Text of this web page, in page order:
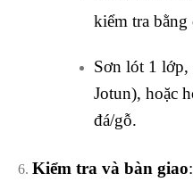
kiểm tra bằng
Sơn lót 1
Jotun), hoặc
đá/gỗ.
Kiểm tra và bàn giao: